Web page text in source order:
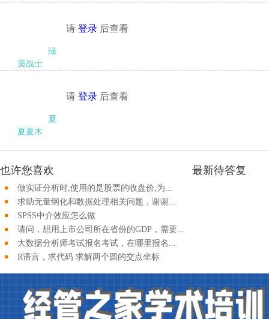
绿
茵战士
请 登录 后查看
夏
夏夏木
请 登录 后查看
也许您喜欢
做实证分析时,使用的是股票的收盘价,为...
求助无量纲化和数据处理相关问题，谢谢...
SPSS中介效应怎么做
请问，想用上市公司所在省份的GDP，需要...
大数据分析师考试报名考试，在哪里报名...
R语言，求代码 求解两个圆的交点坐标
最新待答复